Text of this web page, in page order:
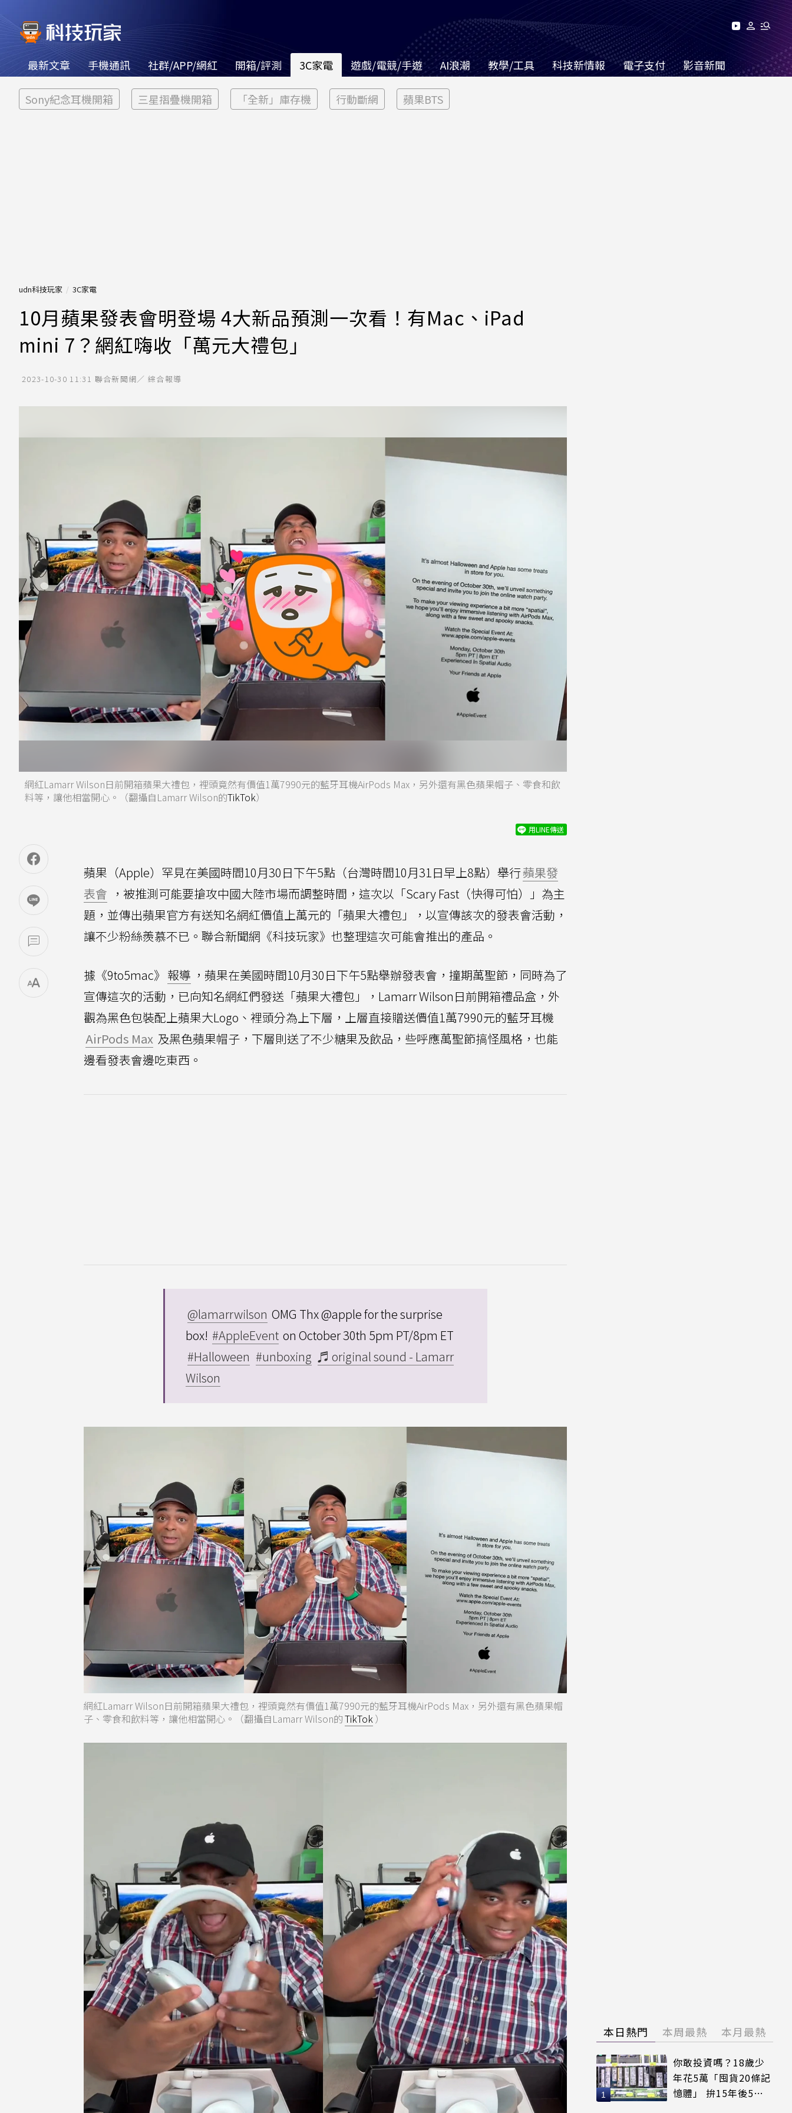
最新文章 手機通訊 社群/APP/網紅 開箱/評測 3C家電 遊戲/電競/手遊 AI浪潮 教學/工具 科技新情報 電子支付 影音新聞
Sony紀念耳機開箱 三星摺疊機開箱 「全新」庫存機 行動斷網 蘋果BTS
udn科技玩家 3C家電
10月蘋果發表會明登場 4大新品預測一次看！有Mac、iPad
mini 7？網紅嗨收「萬元大禮包」
2023-10-30 11:31 聯合新聞網／ 綜合報導
網紅Lamarr Wilson日前開箱蘋果大禮包，裡頭竟然有價值1萬7990元的藍牙耳機AirPods Max，另外還有黑色蘋果帽子、零食和飲
料等，讓他相當開心。（翻攝自Lamarr Wilson的TikTok）
用LINE傳送
蘋果（Apple）罕見在美國時間10月30日下午5點（台灣時間10月31日早上8點）舉行蘋果發
表會 ，被推測可能要搶攻中國大陸市場而調整時間，這次以「Scary Fast（快得可怕）」為主
題，並傳出蘋果官方有送知名網紅價值上萬元的「蘋果大禮包」，以宣傳該次的發表會活動，
讓不少粉絲羨慕不已。聯合新聞網《科技玩家》也整理這次可能會推出的產品。
據《9to5mac》 報導 ，蘋果在美國時間10月30日下午5點舉辦發表會，撞期萬聖節，同時為了
宣傳這次的活動，已向知名網紅們發送「蘋果大禮包」，Lamarr Wilson日前開箱禮品盒，外
觀為黑色包裝配上蘋果大Logo、裡頭分為上下層，上層直接贈送價值1萬7990元的藍牙耳機
AirPods Max 及黑色蘋果帽子，下層則送了不少糖果及飲品，些呼應萬聖節搞怪風格，也能
邊看發表會邊吃東西。
@lamarrwilson OMG Thx @apple for the surprise
box! #AppleEvent on October 30th 5pm PT/8pm ET
#Halloween #unboxing ♬ original sound - Lamarr
Wilson
網紅Lamarr Wilson日前開箱蘋果大禮包，裡頭竟然有價值1萬7990元的藍牙耳機AirPods Max，另外還有黑色蘋果帽
子、零食和飲料等，讓他相當開心。（翻攝自Lamarr Wilson的TikTok）
本日熱門 本周最熱 本月最熱
你敢投資嗎？18歲少
年花5萬「囤貨20條記
憶體」 拚15年後5倍